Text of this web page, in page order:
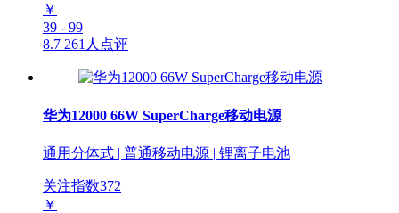
￥
39 - 99
8.7 261人点评
华为12000 66W SuperCharge移动电源
通用分体式 | 普通移动电源 | 锂离子电池
关注指数372
￥